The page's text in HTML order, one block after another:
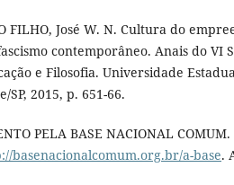
FILHO, José W. N. Cultura do
contemporâneo. Anais do VI
e Filosofia. Universidade
SP, 2015, p. 651-66.
PELA BASE NACIONAL
basenacionalcomum.org.br/a-base.